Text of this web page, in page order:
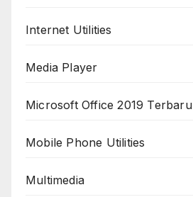
Internet Utilities
Media Player
Microsoft Office 2019 Terbaru
Mobile Phone Utilities
Multimedia